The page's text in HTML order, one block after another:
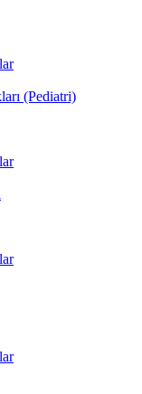
(Pediatri)